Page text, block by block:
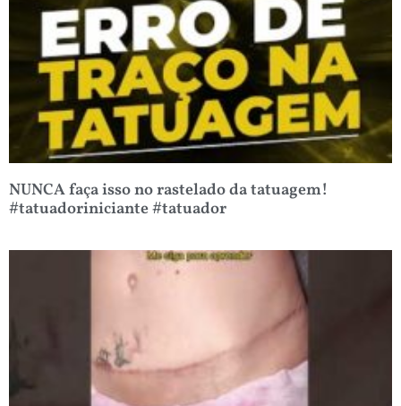
NUNCA faça isso no rastelado da tatuagem!
#tatuadoriniciante #tatuador